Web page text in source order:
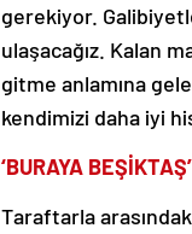
gerekiyor.
ulaşacağız. Kalan
gitme anlamına
kendimizi daha iyi
‘BURAYA
Taraftarla